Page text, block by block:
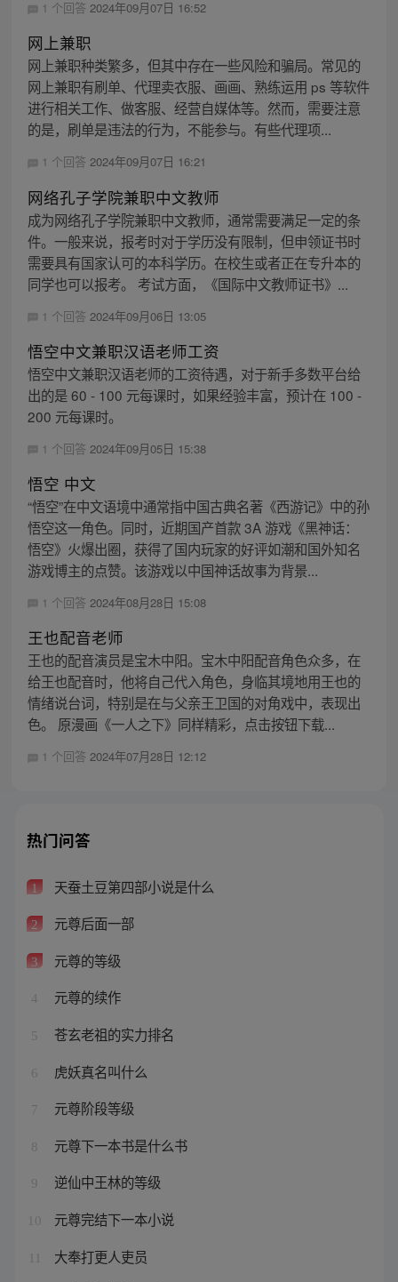
1 个回答 2024年09月07日 16:52
网上兼职
网上兼职种类繁多，但其中存在一些风险和骗局。常见的
网上兼职有刷单、代理卖衣服、画画、熟练运用 ps 等软件
进行相关工作、做客服、经营自媒体等。然而，需要注意
的是，刷单是违法的行为，不能参与。有些代理项...
1 个回答 2024年09月07日 16:21
网络孔子学院兼职中文教师
成为网络孔子学院兼职中文教师，通常需要满足一定的条
件。一般来说，报考时对于学历没有限制，但申领证书时
需要具有国家认可的本科学历。在校生或者正在专升本的
同学也可以报考。 考试方面，《国际中文教师证书》...
1 个回答 2024年09月06日 13:05
悟空中文兼职汉语老师工资
悟空中文兼职汉语老师的工资待遇，对于新手多数平台给
出的是 60 - 100 元每课时，如果经验丰富，预计在 100 -
200 元每课时。
1 个回答 2024年09月05日 15:38
悟空 中文
“悟空”在中文语境中通常指中国古典名著《西游记》中的孙
悟空这一角色。同时，近期国产首款 3A 游戏《黑神话：
悟空》火爆出圈，获得了国内玩家的好评如潮和国外知名
游戏博主的点赞。该游戏以中国神话故事为背景...
1 个回答 2024年08月28日 15:08
王也配音老师
王也的配音演员是宝木中阳。宝木中阳配音角色众多，在
给王也配音时，他将自己代入角色，身临其境地用王也的
情绪说台词，特别是在与父亲王卫国的对角戏中，表现出
色。 原漫画《一人之下》同样精彩，点击按钮下载...
1 个回答 2024年07月28日 12:12
热门问答
1 天蚕土豆第四部小说是什么
2 元尊后面一部
3 元尊的等级
4 元尊的续作
5 苍玄老祖的实力排名
6 虎妖真名叫什么
7 元尊阶段等级
8 元尊下一本书是什么书
9 逆仙中王林的等级
10 元尊完结下一本小说
大奉打更人吏员